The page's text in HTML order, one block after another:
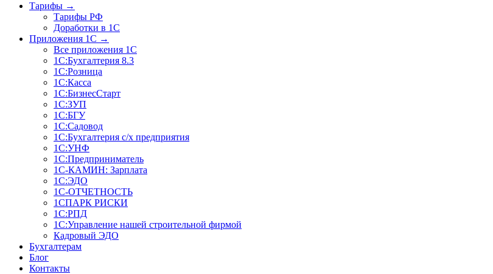
Тарифы →
Тарифы РФ
Доработки в 1C
Приложения 1C →
Все приложения 1С
1С:Бухгалтерия 8.3
1С:Розница
1С:Касса
1С:БизнесСтарт
1С:ЗУП
1С:БГУ
1С:Садовод
1С:Бухгалтерия с/х предприятия
1С:УНФ
1С:Предприниматель
1С-КАМИН: Зарплата
1С:ЭДО
1С-ОТЧЕТНОСТЬ
1СПАРК РИСКИ
1С:РПД
1С:Управление нашей строительной фирмой
Кадровый ЭДО
Бухгалтерам
Блог
Контакты